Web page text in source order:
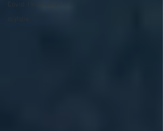
Covid-19-corona